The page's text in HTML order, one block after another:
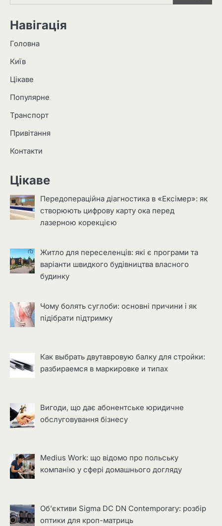
Навігація
Головна
Київ
Цікаве
Популярне
Транспорт
Привітання
Контакти
Цікаве
Передопераційна діагностика в «Ексімер»: як
створюють цифрову карту ока перед
лазерною корекцією
Житло для переселенців: які є програми та
варіанти швидкого будівництва власного
будинку
Чому болять суглоби: основні причини і як
підібрати підтримку
Как выбрать двутавровую балку для стройки:
разбираемся в маркировке и типах
Вигоди, що дає абонентське юридичне
обслуговування бізнесу
Medius Work: що відомо про польську
компанію у сфері домашнього догляду
Об’єктиви Sigma DC DN Contemporary: розбір
оптики для кроп-матриць